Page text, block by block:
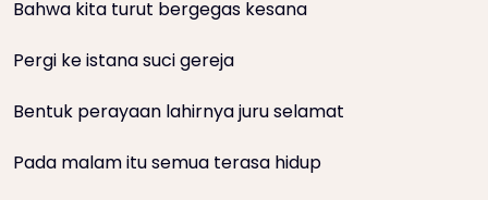
Bahwa kita turut bergegas kesana
Pergi ke istana suci gereja
Bentuk perayaan lahirnya juru selamat
Pada malam itu semua terasa hidup